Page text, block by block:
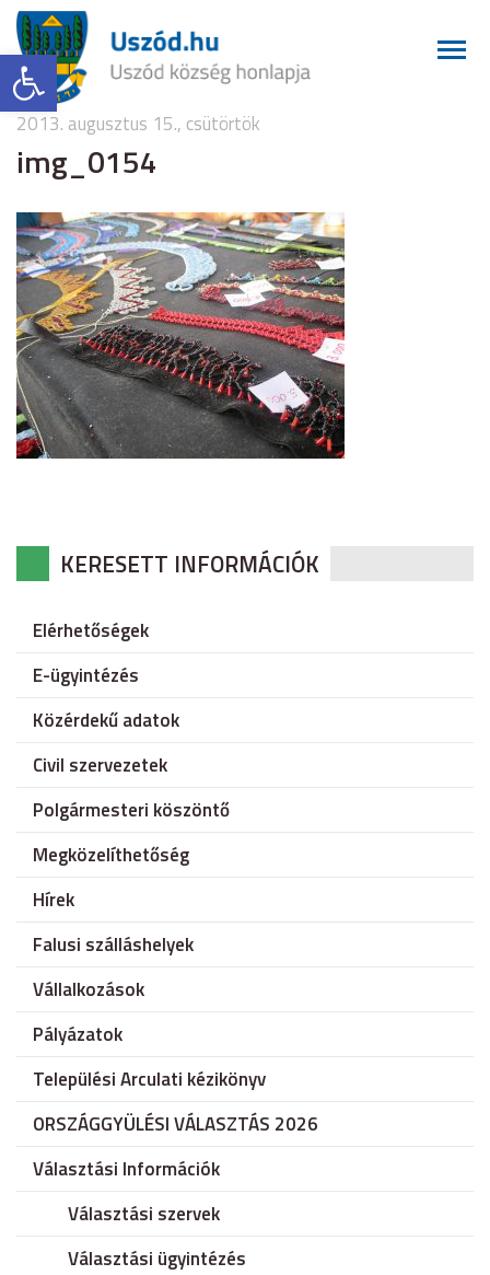
Eszköztár megnyitása
2013. augusztus 15., csütörtök
img_0154
KERESETT INFORMÁCIÓK
Elérhetőségek
E-ügyintézés
Közérdekű adatok
Civil szervezetek
Polgármesteri köszöntő
Megközelíthetőség
Hírek
Falusi szálláshelyek
Vállalkozások
Pályázatok
Települési Arculati kézikönyv
ORSZÁGGYÜLÉSI VÁLASZTÁS 2026
Választási Információk
Választási szervek
Választási ügyintézés